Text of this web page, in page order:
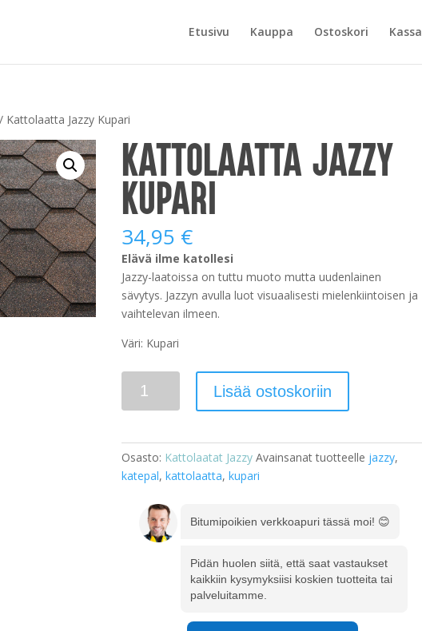
Etusivu Kauppa Ostoskori Kassa
/ Kattolaatta Jazzy Kupari
Kattolaatta Jazzy
Kupari
34,95 €
Elävä ilme katollesi
Jazzy-laatoissa on tuttu muoto mutta uudenlainen
sävytys. Jazzyn avulla luot visuaalisesti mielenkiintoisen ja
vaihtelevan ilmeen.
Väri: Kupari
Jazzy
Lisää ostoskoriin
Osasto: Kattolaatat Jazzy Avainsanat tuotteelle jazzy,
katepal,kattolaatta,kupari